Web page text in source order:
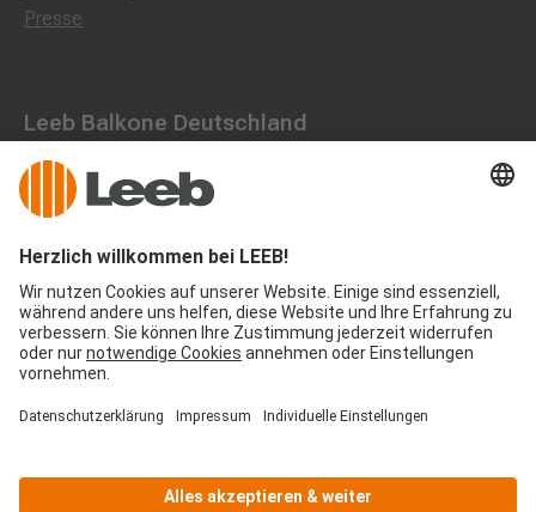
Presse
Leeb Balkone Deutschland
Dorfstraße 10, 85662 Hohenbrunn
0800 1801003
office@leeb-balkone.com